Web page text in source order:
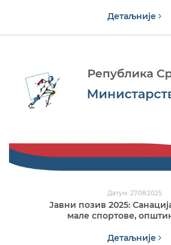
Детаљније
Датум: 27.08.2025
Јавни позив 2025:
мале спортове,
Детаљније